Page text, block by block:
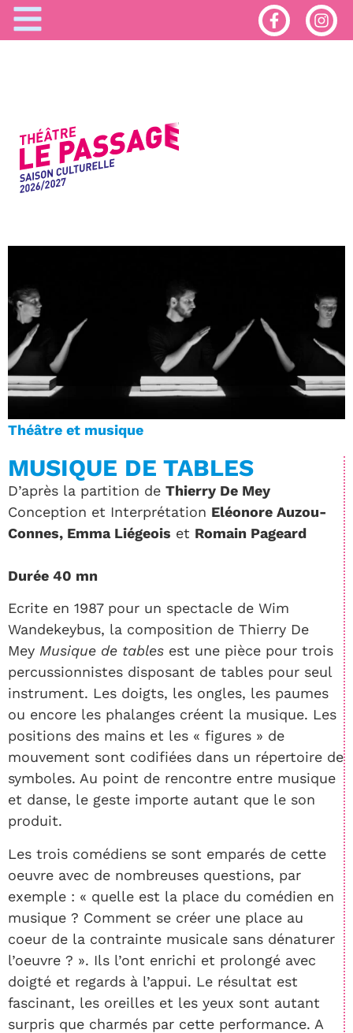
Théâtre et musique
MUSIQUE DE TABLES
D’après la partition de Thierry De Mey
Conception et Interprétation Eléonore Auzou-
Connes, Emma Liégeois et Romain Pageard
Durée 40 mn
Ecrite en 1987 pour un spectacle de Wim
Wandekeybus, la composition de Thierry De
Mey Musique de tables est une pièce pour trois
percussionnistes disposant de tables pour seul
instrument. Les doigts, les ongles, les paumes
ou encore les phalanges créent la musique. Les
positions des mains et les « figures » de
mouvement sont codifiées dans un répertoire de
symboles. Au point de rencontre entre musique
et danse, le geste importe autant que le son
produit.
Les trois comédiens se sont emparés de cette
oeuvre avec de nombreuses questions, par
exemple : « quelle est la place du comédien en
musique ? Comment se créer une place au
coeur de la contrainte musicale sans dénaturer
l’oeuvre ? ». Ils l’ont enrichi et prolongé avec
doigté et regards à l’appui. Le résultat est
fascinant, les oreilles et les yeux sont autant
surpris que charmés par cette performance. A